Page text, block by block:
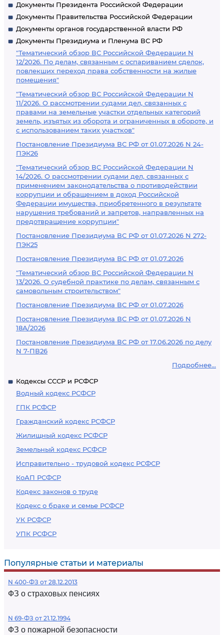
Документы Президента Российской Федерации
Документы Правительства Российской Федерации
Документы органов государственной власти РФ
Документы Президиума и Пленума ВС РФ
"Тематический обзор ВС Российской Федерации N
12/2026. По делам, связанным с оспариванием сделок,
повлекших переход права собственности на жилые
помещения"
"Тематический обзор ВС Российской Федерации N
11/2026. О рассмотрении судами дел, связанных с
правами на земельные участки отдельных категорий
земель, изъятых из оборота и ограниченных в обороте, и
с использованием таких участков"
Постановление Президиума ВС РФ от 01.07.2026 N 24-
ПЭК26
"Тематический обзор ВС Российской Федерации N
14/2026. О рассмотрении судами дел, связанных с
применением законодательства о противодействии
коррупции и обращением в доход Российской
Федерации имущества, приобретенного в результате
нарушения требований и запретов, направленных на
предотвращение коррупции"
Постановление Президиума ВС РФ от 01.07.2026 N 272-
ПЭК25
Постановление Президиума ВС РФ от 01.07.2026
"Тематический обзор ВС Российской Федерации N
13/2026. О судебной практике по делам, связанным с
самовольным строительством"
Постановление Президиума ВС РФ от 01.07.2026
Постановление Президиума ВС РФ от 01.07.2026 N
18А/2026
Постановление Президиума ВС РФ от 17.06.2026 по делу
N 7-ПВ26
Подробнее...
Кодексы СССР и РСФСР
Водный кодекс РСФСР
ГПК РСФСР
Гражданский кодекс РСФСР
Жилищный кодекс РСФСР
Земельный кодекс РСФСР
Исправительно - трудовой кодекс РСФСР
КоАП РСФСР
Кодекс законов о труде
Кодекс о браке и семье РСФСР
УК РСФСР
УПК РСФСР
Популярные статьи и материалы
N 400-ФЗ от 28.12.2013
ФЗ о страховых пенсиях
N 69-ФЗ от 21.12.1994
ФЗ о пожарной безопасности